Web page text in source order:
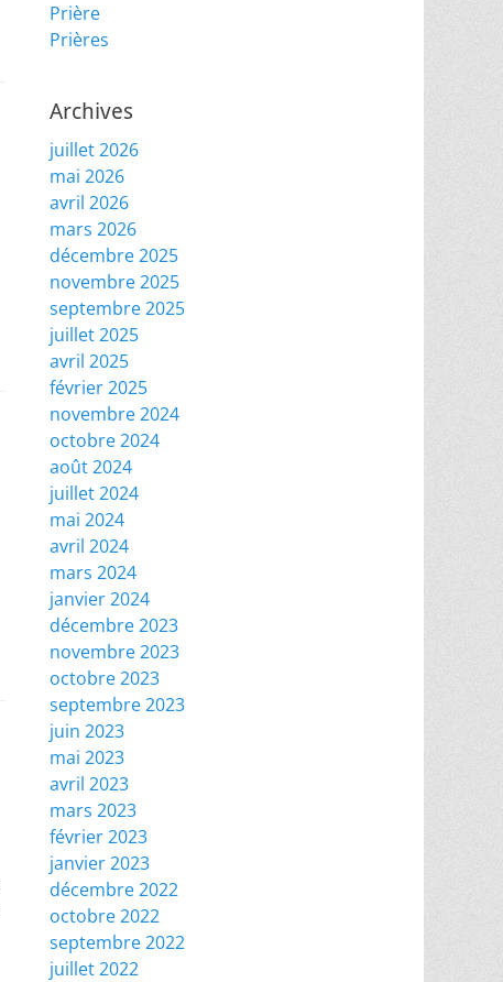
Prière
Prières
Archives
juillet 2026
mai 2026
avril 2026
mars 2026
décembre 2025
novembre 2025
septembre 2025
juillet 2025
avril 2025
février 2025
novembre 2024
octobre 2024
août 2024
juillet 2024
mai 2024
avril 2024
mars 2024
janvier 2024
décembre 2023
novembre 2023
octobre 2023
septembre 2023
juin 2023
mai 2023
avril 2023
mars 2023
février 2023
janvier 2023
décembre 2022
octobre 2022
septembre 2022
juillet 2022